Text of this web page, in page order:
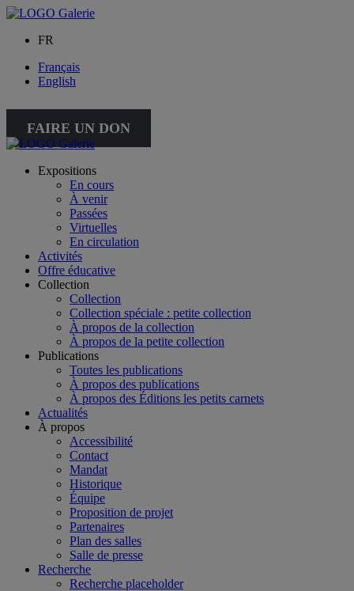
FR
Français
English
FAIRE UN DON
Expositions
En cours
À venir
Passées
Virtuelles
En circulation
Activités
Offre éducative
Collection
Collection
Collection spéciale : petite collection
À propos de la collection
À propos de la petite collection
Publications
Toutes les publications
À propos des publications
À propos des Éditions les petits carnets
Actualités
À propos
Accessibilité
Contact
Mandat
Historique
Équipe
Proposition de projet
Partenaires
Plan des salles
Salle de presse
Recherche
Recherche placeholder